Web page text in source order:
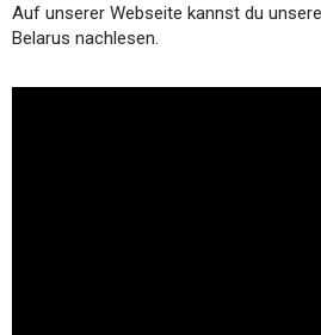
Auf unserer Webseite kannst du
Belarus nachlesen.